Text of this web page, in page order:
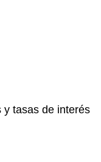
y tasas de interés